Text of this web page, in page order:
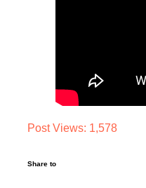
Post Views: 1,578
Share to